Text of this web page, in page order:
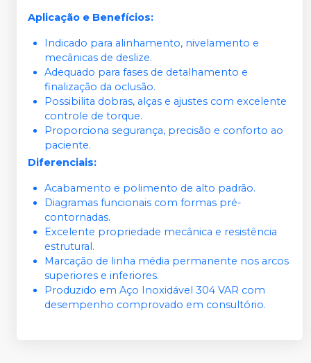
Aplicação e Benefícios:
Indicado para alinhamento, nivelamento e
mecânicas de deslize.
Adequado para fases de detalhamento e
finalização da oclusão.
Possibilita dobras, alças e ajustes com excelente
controle de torque.
Proporciona segurança, precisão e conforto ao
paciente.
Diferenciais:
Acabamento e polimento de alto padrão.
Diagramas funcionais com formas pré-
contornadas.
Excelente propriedade mecânica e resistência
estrutural.
Marcação de linha média permanente nos arcos
superiores e inferiores.
Produzido em Aço Inoxidável 304 VAR com
desempenho comprovado em consultório.